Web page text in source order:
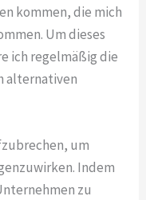
kommen, die mich
Um dieses
ich regelmäßig die
alternativen
um
Indem
zu